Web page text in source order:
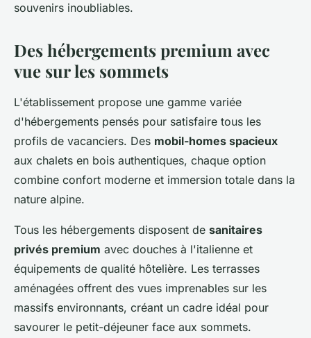
souvenirs inoubliables.
Des hébergements premium avec
vue sur les sommets
L'établissement propose une gamme variée
d'hébergements pensés pour satisfaire tous les
profils de vacanciers. Des mobil-homes spacieux
aux chalets en bois authentiques, chaque option
combine confort moderne et immersion totale dans la
nature alpine.
Tous les hébergements disposent de sanitaires
privés premium avec douches à l'italienne et
équipements de qualité hôtelière. Les terrasses
aménagées offrent des vues imprenables sur les
massifs environnants, créant un cadre idéal pour
savourer le petit-déjeuner face aux sommets.